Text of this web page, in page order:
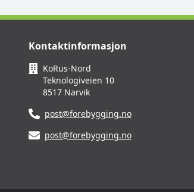
Kontaktinformasjon
KoRus-Nord
Teknologiveien 10
8517 Narvik
post@forebygging.no
post@forebygging.no